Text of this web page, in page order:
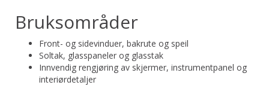
Bruksområder
Front- og sidevinduer, bakrute og speil
Soltak, glasspaneler og glasstak
Innvendig rengjøring av skjermer, instrumentpanel og
interiørdetaljer